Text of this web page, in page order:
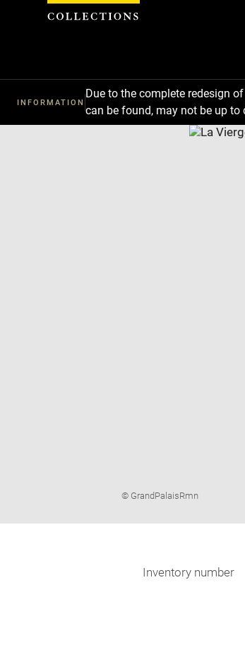
INFORMATION
Due to the complete redesign
can be found, may not be up to
Image
© GrandPalaisRmn
Inventory number
Cookies management panel